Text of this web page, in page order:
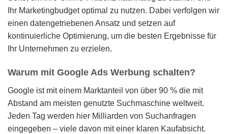
Ihr Marketingbudget optimal zu nutzen. Dabei verfolgen wir
einen datengetriebenen Ansatz und setzen auf
kontinuierliche Optimierung, um die besten Ergebnisse für
Ihr Unternehmen zu erzielen.
Warum mit Google Ads Werbung schalten?
Google ist mit einem Marktanteil von über 90 % die mit
Abstand am meisten genutzte Suchmaschine weltweit.
Jeden Tag werden hier Milliarden von Suchanfragen
eingegeben – viele davon mit einer klaren Kaufabsicht.